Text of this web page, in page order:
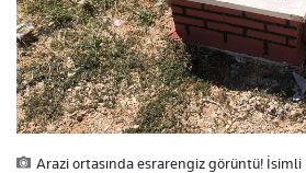
Arazi ortasında esrarengiz görüntü! İsimli